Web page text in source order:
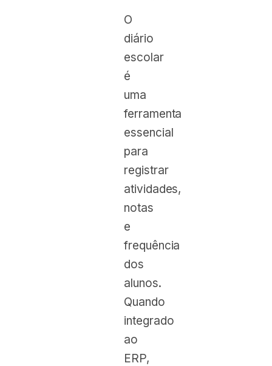
O
diário
escolar
é
uma
ferramenta
essencial
para
registrar
atividades,
notas
e
frequência
dos
alunos.
Quando
integrado
ao
ERP,